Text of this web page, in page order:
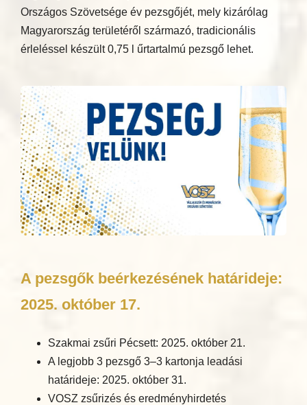
Országos Szövetsége év pezsgőjét, mely kizárólag
Magyarország területéről származó, tradicionális
érleléssel készült 0,75 l űrtartalmú pezsgő lehet.
A pezsgők beérkezésének határideje:
2025. október 17.
Szakmai zsűri Pécsett: 2025. október 21.
A legjobb 3 pezsgő 3–3 kartonja leadási
határideje: 2025. október 31.
VOSZ zsűrizés és eredményhirdetés